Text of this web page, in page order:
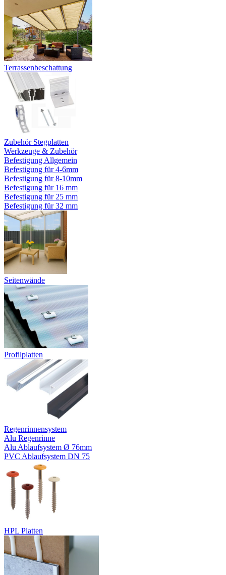
Terrassenbeschattung
Zubehör Stegplatten
Werkzeuge & Zubehör
Befestigung Allgemein
Befestigung für 4-6mm
Befestigung für 8-10mm
Befestigung für 16 mm
Befestigung für 25 mm
Befestigung für 32 mm
Seitenwände
Profilplatten
Regenrinnensystem
Alu Regenrinne
Alu Ablaufsystem Ø 76mm
PVC Ablaufsystem DN 75
HPL Platten